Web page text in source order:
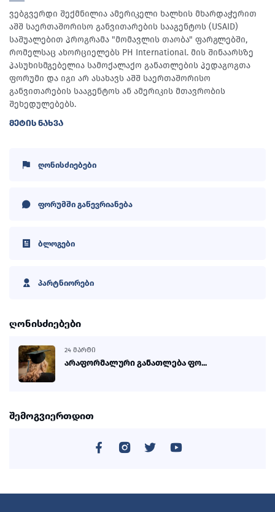
ვებგვერდი შექმნილია ამერიკელი ხალხის მხარდაჭერით
აშშ საერთაშორისო განვითარების სააგენტოს (USAID)
საშუალებით პროგრამა "მომავლის თაობა" ფარგლებში,
რომელსაც ახორციელებს PH International. მის შინაარსზე
პასუხისმგებელია სამოქალაქო განათლების პედაგოგთა
ფორუმი და იგი არ ასახავს აშშ საერთაშორისო
განვითარების სააგენტოს ან ამერიკის მთავრობის
შეხედულებებს.
ᲛᲔᲢᲘᲡ ᲜᲐᲮᲕᲐ
ღონისძიებები
ფორუმში გაწევრიანება
ბლოგები
პარტნიორები
ღონისძიებები
24 ᲛᲐᲠᲢᲘ
არაფორმალური განათლება ფო...
შემოგვიერთდით